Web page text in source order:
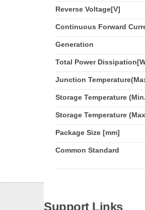
Reverse Voltage[V]
Continuous Forward
Generation
Total Power
Junction
Storage Temperature
Storage Temperature
Package Size [mm]
Common Standard
Support Links